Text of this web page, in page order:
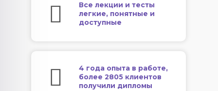
Все лекции и тесты
легкие, понятные и
доступные
4 года опыта в работе,
более 2805 клиентов
получили дипломы